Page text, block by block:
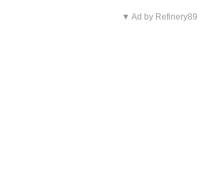
▼ Ad by Refinery89